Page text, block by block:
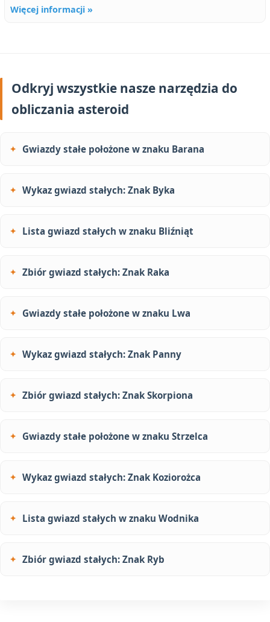
Więcej informacji »
Odkryj wszystkie nasze narzędzia do
obliczania asteroid
Gwiazdy stałe położone w znaku Barana
Wykaz gwiazd stałych: Znak Byka
Lista gwiazd stałych w znaku Bliźniąt
Zbiór gwiazd stałych: Znak Raka
Gwiazdy stałe położone w znaku Lwa
Wykaz gwiazd stałych: Znak Panny
Zbiór gwiazd stałych: Znak Skorpiona
Gwiazdy stałe położone w znaku Strzelca
Wykaz gwiazd stałych: Znak Koziorożca
Lista gwiazd stałych w znaku Wodnika
Zbiór gwiazd stałych: Znak Ryb